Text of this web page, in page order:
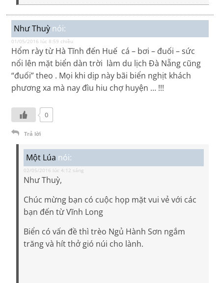
Như Thuỳ nói:
01/05/2016 lúc 8:59 chiều
Hổm rày từ Hà Tĩnh đến Huế cá – bơi – đuối – sức
nổi lên mặt biển dàn trời làm du lịch Đà Nẵng cũng
“đuối” theo . Mọi khi dịp này bãi biển nghịt khách
phương xa mà nay đìu hiu chợ huyện … !!!
0
Trả lời
Một Lúa nói:
02/05/2016 lúc 4:12 sáng
Như Thuỳ,
Chúc mừng bạn có cuộc họp mặt vui vẻ với các
bạn đến từ Vĩnh Long
Biển có vấn đề thì trèo Ngủ Hành Sơn ngắm
trăng và hít thở gió núi cho lành.